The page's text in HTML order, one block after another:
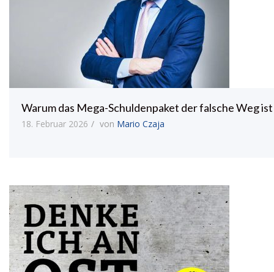
Warum das Mega-Schuldenpaket der falsche Weg ist
18. Februar 2026 von Mario Czaja